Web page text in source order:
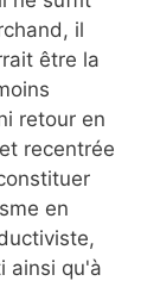
il
être la
retour en
recentrée
en
ainsi qu'à